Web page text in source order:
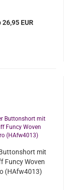
26,95 EUR
mit
Funcy Woven
(HAfw4013)